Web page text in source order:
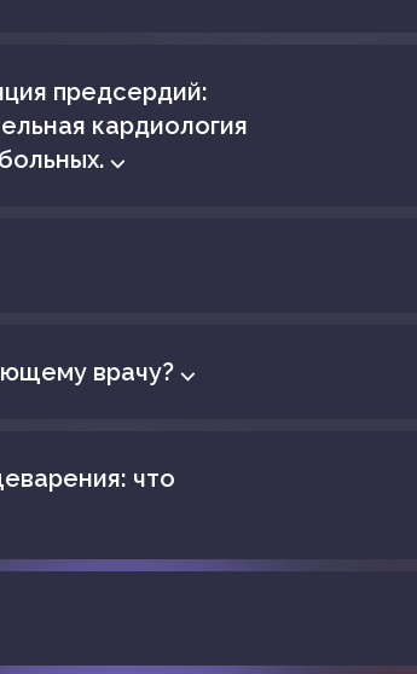
предсердий:
кардиология
⌵
врачу? ⌵
что